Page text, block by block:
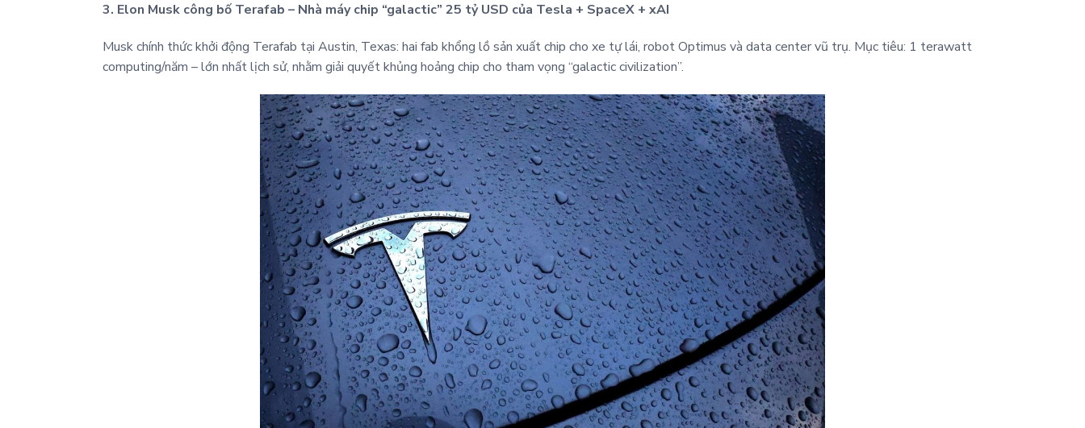
3. Elon Musk công bố Terafab – Nhà máy chip “galactic” 25 tỷ USD của Tesla + SpaceX + xAI
Musk chính thức khởi động Terafab tại Austin, Texas: hai fab khổng lồ sản xuất chip cho xe tự lái, robot Optimus và data center vũ trụ. Mục tiêu: 1 terawatt
computing/năm – lớn nhất lịch sử, nhằm giải quyết khủng hoảng chip cho tham vọng “galactic civilization”.